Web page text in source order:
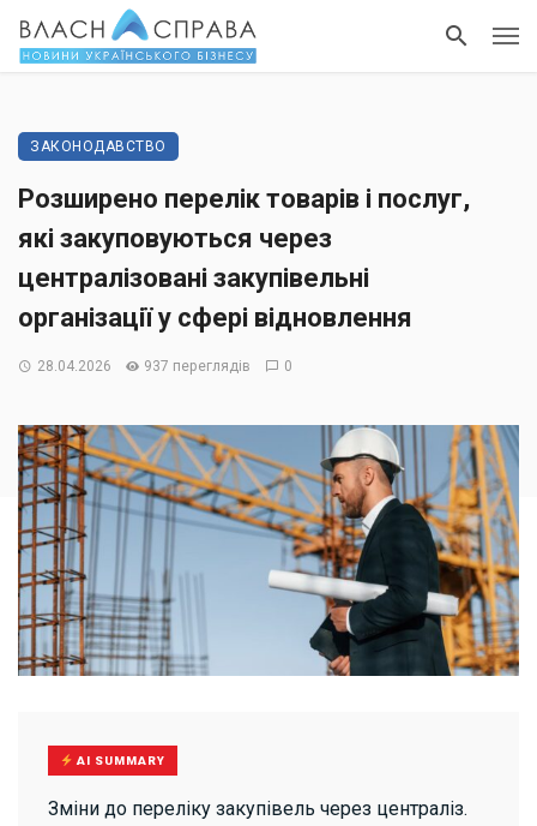
ЗАКОНОДАВСТВО
Розширено перелік товарів і послуг,
які закуповуються через
централізовані закупівельні
організації у сфері відновлення
28.04.2026 937 переглядів 0
AI SUMMARY
Зміни до переліку закупівель через централіз.